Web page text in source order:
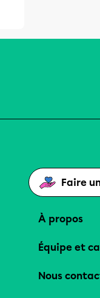
Faire
À propos
Équipe et
Nous